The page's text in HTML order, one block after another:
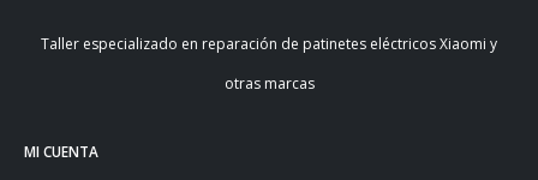
Taller especializado en reparación de patinetes eléctricos Xiaomi y
otras marcas
MI CUENTA